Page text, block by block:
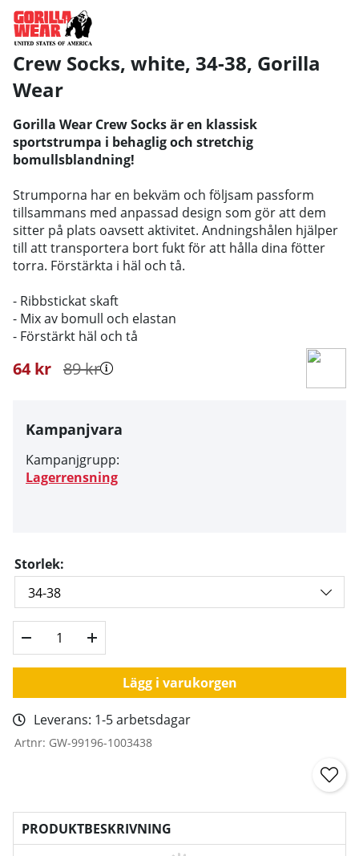
Crew Socks, white, 34-38, Gorilla
Wear
Gorilla Wear Crew Socks är en klassisk
sportstrumpa i behaglig och stretchig
bomullsblandning!
Strumporna har en bekväm och följsam passform
tillsammans med anpassad design som gör att dem
sitter på plats oavsett aktivitet. Andningshålen hjälper
till att transportera bort fukt för att hålla dina fötter
torra. Förstärkta i häl och tå.
- Ribbstickat skaft
- Mix av bomull och elastan
- Förstärkt häl och tå
89kr
64kr
Kampanjvara
Kampanjgrupp:
Lagerrensning
Storlek:
Lägg i varukorgen
Leverans: 1-5 arbetsdagar
Artnr: GW-99196-1003438
PRODUKTBESKRIVNING